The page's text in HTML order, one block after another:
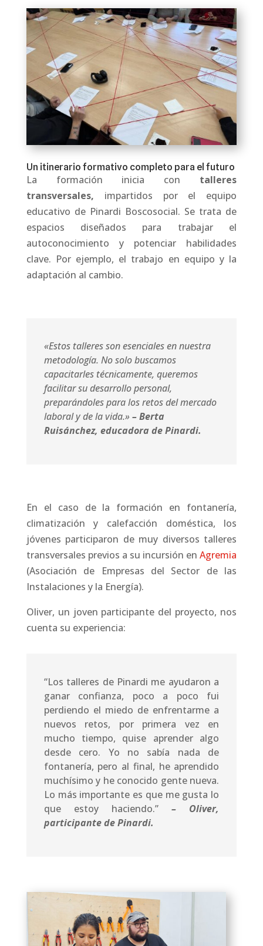
Un itinerario formativo completo para el futuro
La formación inicia con talleres
transversales, impartidos por el equipo
educativo de Pinardi Boscosocial. Se trata de
espacios diseñados para trabajar el
autoconocimiento y potenciar habilidades
clave. Por ejemplo, el trabajo en equipo y la
adaptación al cambio.
«Estos talleres son esenciales en nuestra
metodología. No solo buscamos
capacitarles técnicamente, queremos
facilitar su desarrollo personal,
preparándoles para los retos del mercado
laboral y de la vida.» – Berta
Ruisánchez, educadora de Pinardi.
En el caso de la formación en fontanería,
climatización y calefacción doméstica, los
jóvenes participaron de muy diversos talleres
transversales previos a su incursión enAgremia
(Asociación de Empresas del Sector de las
Instalaciones y la Energía).
Oliver, un joven participante del proyecto, nos
cuenta su experiencia:
“Los talleres de Pinardi me ayudaron a
ganar confianza, poco a poco fui
perdiendo el miedo de enfrentarme a
nuevos retos, por primera vez en
mucho tiempo, quise aprender algo
desde cero. Yo no sabía nada de
fontanería, pero al final, he aprendido
muchísimo y he conocido gente nueva.
Lo más importante es que me gusta lo
que estoy haciendo.”– Oliver,
participante de Pinardi.